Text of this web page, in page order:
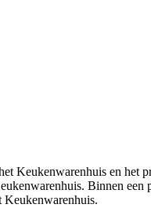
Keukenwarenhuis en het
Binnen een
Keukenwarenhuis.